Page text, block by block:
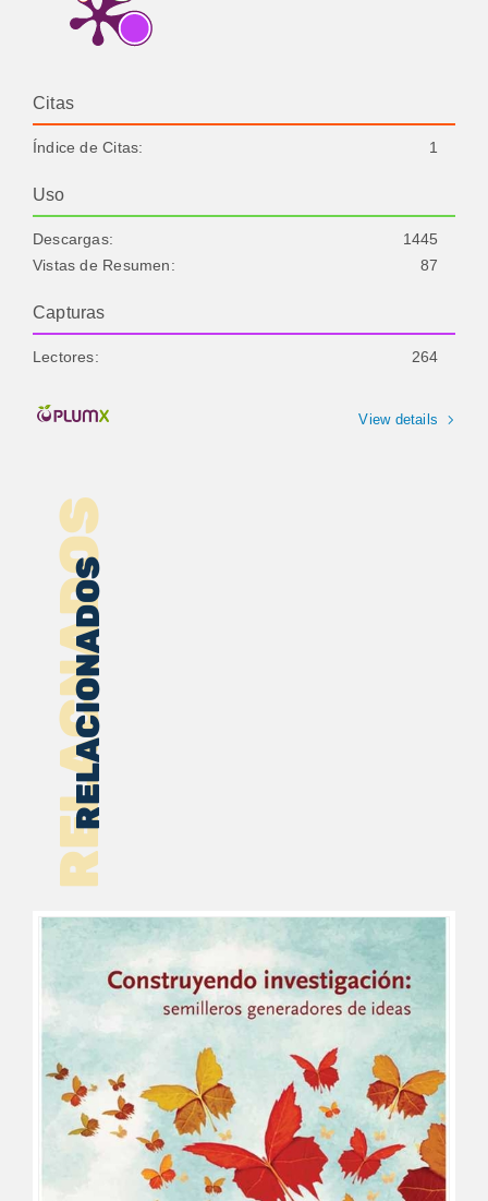
Citas
Índice de Citas: 1
Uso
Descargas:
1445
Vistas de Resumen:
87
Capturas
Lectores: 264
View details
RELACNADOS
RELACIONADOS